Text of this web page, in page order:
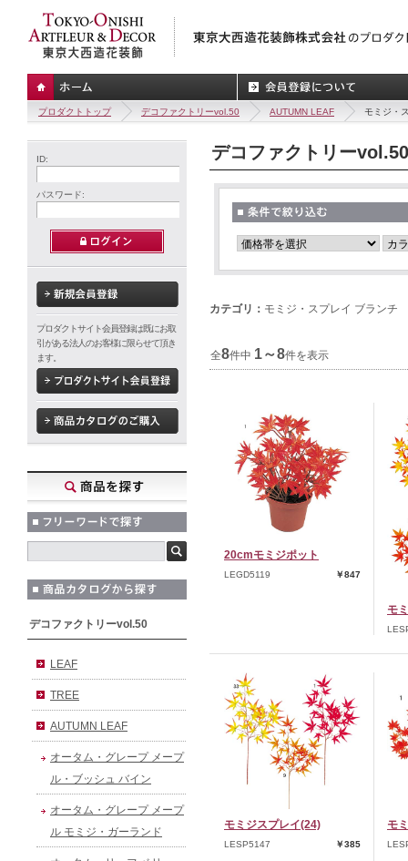
プロダクトトップ デコファクトリーvol.50 AUTUMN LEAF モミジ・
ID:
パスワード:
プロダクトサイト会員登録は既にお取
引がある法人のお客様に限らせて頂き
ます。
デコファクトリーvol.50
LEAF
TREE
AUTUMN LEAF
オータム・グレープ メープ
ル・ブッシュ バイン
オータム・グレープ メープ
ル モミジ・ガーランド
デコファクトリーvol.50
カテゴリ： モミジ・スプレイ ブランチ
全8件中 1～8件を表示
20cmモミジポット
LEGD5119 ￥847
モ
モミジスプレイ(24)
LESP5147 ￥385
モ